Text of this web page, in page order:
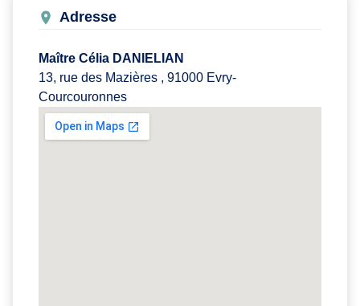
Adresse
Maître Célia DANIELIAN
13, rue des Mazières , 91000 Evry-
Courcouronnes